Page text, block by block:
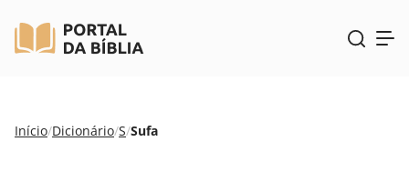
Pular
Início/Dicionário/S/Sufa